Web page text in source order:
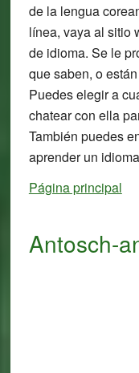
de la lengua
línea, vaya al sitio
de idioma. Se le
que saben, o
Puedes elegir a
chatear con ella
También puedes
aprender un
Página principal
Antosch-